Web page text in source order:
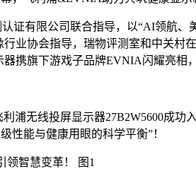
证有限公司联合指导，以“AI领航
业协会指导，瑞物评测室和中关村
携旗下游戏子品牌EVNIA闪耀亮相
浦无线投屏显示器27B2W5600成
性能与健康用眼的科学平衡”！